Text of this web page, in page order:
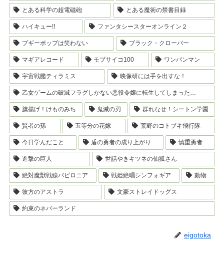
とある科学の超電磁砲 とある魔術の禁書目録
ハイキュー!! ファンタシースターオンライン２
ブギーポップは笑わない ブラック・クローバー
マギアレコード モブサイコ100 ワンパンマン
宇宙戦艦ティラミス 映像研には手を出すな！
乙女ゲームの破滅フラグしかない悪役令嬢に転生してしまった…
旗揚げ！けものみち 鬼滅の刃 群れなせ！シートン学園
賢者の孫 五等分の花嫁 荒野のコトブキ飛行隊
今日学んだこと 盾の勇者の成り上がり 慎重勇者
進撃の巨人 世話やきキツネの仙狐さん
絶対魔獣戦線バビロニア 戦姫絶唱シンフォギア 動物
彼方のアストラ 文豪ストレイドッグス
約束のネバーランド
eigotoka